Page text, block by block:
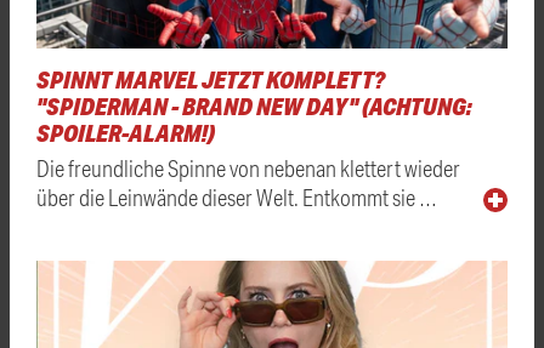
SPINNT MARVEL JETZT KOMPLETT?
"SPIDERMAN - BRAND NEW DAY" (ACHTUNG:
SPOILER-ALARM!)
Die freundliche Spinne von nebenan klettert wieder
über die Leinwände dieser Welt. Entkommt sie …